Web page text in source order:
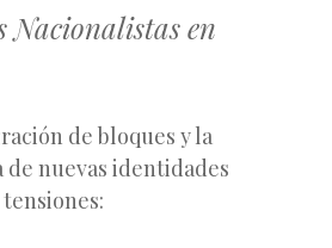
Nacionalistas en
de bloques y la
de nuevas identidades